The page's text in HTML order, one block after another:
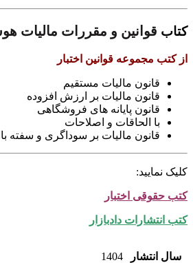
کتاب قوانین و مقررات مالیات
از کتب مجموعه قوانین اختبار
قانون مالیات مستقیم
قانون مالیات بر ارزش افزوده
قانون پایانه های فروشگاهی
با الحاقات و اصلاحات
قانون مالیات بر سوداگری و سفته
کلیک نمایید:
کتب حقوقی اختبار
کتب انتشارات دادبازار
سال انتشار 1404